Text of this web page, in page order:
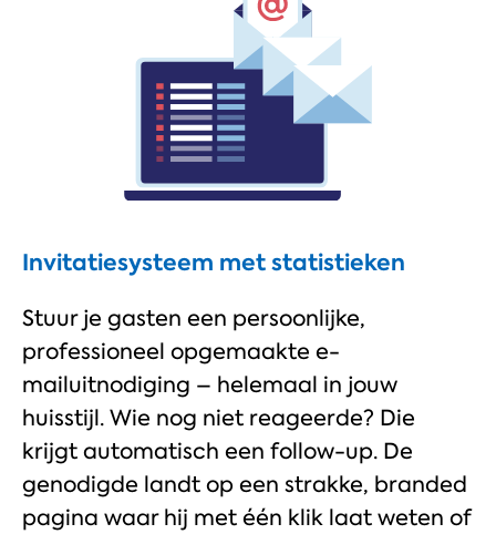
Invitatiesysteem met statistieken
Stuur je gasten een persoonlijke,
professioneel opgemaakte e-
mailuitnodiging – helemaal in jouw
huisstijl. Wie nog niet reageerde? Die
krijgt automatisch een follow-up. De
genodigde landt op een strakke, branded
pagina waar hij met één klik laat weten of